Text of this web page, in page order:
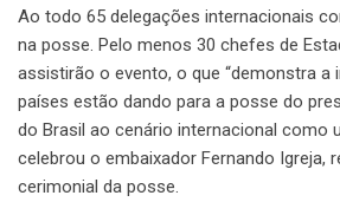
Ao todo 65 delegações internacionais
na posse. Pelo menos 30 chefes de
assistirão o evento, o que “demonstra a
países estão dando para a posse do
do Brasil ao cenário internacional como
celebrou o embaixador Fernando Igreja,
cerimonial da posse.